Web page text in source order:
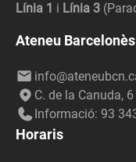
Línia 1 i Línia 3
Ateneu Barcelonès
C. de la Canuda,
Informació: 93
Horaris